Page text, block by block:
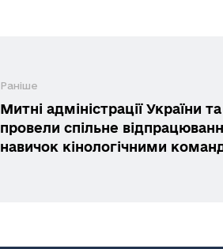
Раніше
Митні адміністрації України
провели спільне
навичок кінологічними